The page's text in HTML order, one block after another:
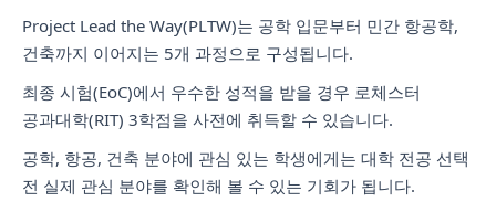
Project Lead the Way(PLTW)는 공학 입문부터 민간 항공학,
건축까지 이어지는 5개 과정으로 구성됩니다.
최종 시험(EoC)에서 우수한 성적을 받을 경우 로체스터
공과대학(RIT) 3학점을 사전에 취득할 수 있습니다.
공학, 항공, 건축 분야에 관심 있는 학생에게는 대학 전공 선택
전 실제 관심 분야를 확인해 볼 수 있는 기회가 됩니다.